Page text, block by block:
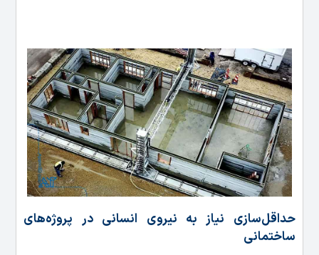
حداقل‌سازی نیاز به نیروی انسانی در پروژه‌های
ساختمانی